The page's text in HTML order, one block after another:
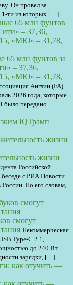
Он провел за
ти из которых […]
65 млн фунтов за
– 37,36,
«МЮ» – 31,78,
Англии (FA)
2026 года, которые
было передано
Трамп
жизни
Российской
беседе с РИА Новости
По его словам,
смогут
Некоммерческая
Type-C 2.1,
до 240 Вт.
зарядки, […]